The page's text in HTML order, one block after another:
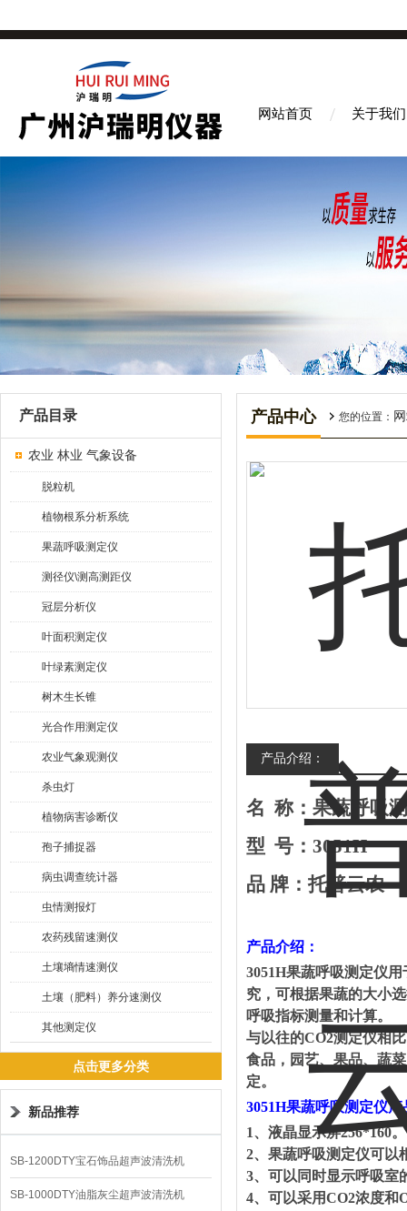
网站首页 关于我们
产品目录
农业 林业 气象设备
脱粒机
植物根系分析系统
果蔬呼吸测定仪
测径仪\测高测距仪
冠层分析仪
叶面积测定仪
叶绿素测定仪
树木生长锥
光合作用测定仪
农业气象观测仪
杀虫灯
植物病害诊断仪
孢子捕捉器
病虫调查统计器
虫情测报灯
农药残留速测仪
土壤墒情速测仪
土壤（肥料）养分速测仪
其他测定仪
点击更多分类
新品推荐
SB-1200DTY宝石饰品超声波清洗机
SB-1000DTY油脂灰尘超声波清洗机
产品中心 您的位置：
产品介绍：
名 称：果蔬呼吸
型 号： 3051H
品 牌：托普云农
产品介绍：
3051H果蔬呼吸测定仪
究，可根据果蔬的大小
呼吸指标测量和计算。
与以往的CO2测定仪相
食品，园艺、果品、蔬
定。
3051H果蔬呼吸测定仪产
1、液晶显示屏256*160。
2、果蔬呼吸测定仪可以
3、可以同时显示呼吸室
4、可以采用CO2浓度和